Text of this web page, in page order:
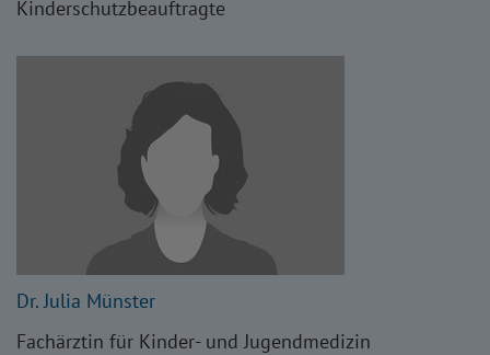
Kinderschutzbeauftragte
Dr. Julia Münster
Fachärztin für Kinder- und Jugendmedizin